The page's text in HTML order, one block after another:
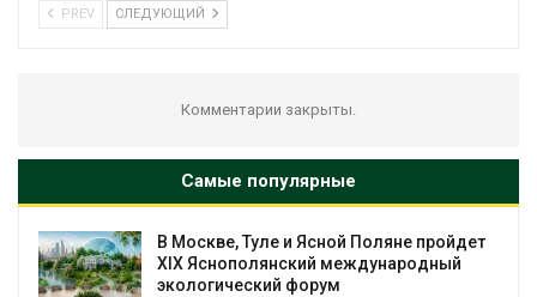
PREV СЛЕДУЮЩИЙ
Комментарии закрыты.
Самые популярные
В Москве, Туле и Ясной Поляне пройдет
XIX Яснополянский международный
экологический форум